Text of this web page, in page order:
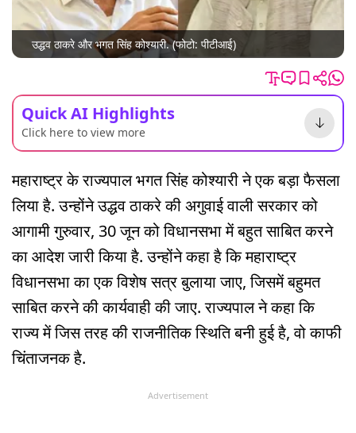
उद्धव ठाकरे और भगत सिंह कोश्यारी. (फोटो: पीटीआई)
Quick AI Highlights
Click here to view more
महाराष्ट्र के राज्यपाल भगत सिंह कोश्यारी ने एक बड़ा फैसला
लिया है. उन्होंने उद्धव ठाकरे की अगुवाई वाली सरकार को
आगामी गुरुवार, 30 जून को विधानसभा में बहुत साबित करने
का आदेश जारी किया है. उन्होंने कहा है कि महाराष्ट्र
विधानसभा का एक विशेष सत्र बुलाया जाए, जिसमें बहुमत
साबित करने की कार्यवाही की जाए. राज्यपाल ने कहा कि
राज्य में जिस तरह की राजनीतिक स्थिति बनी हुई है, वो काफी
चिंताजनक है.
Advertisement